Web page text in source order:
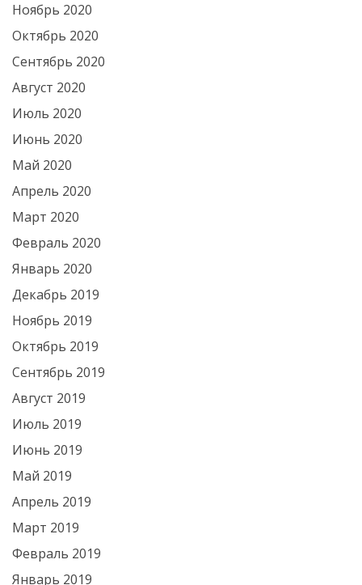
Ноябрь 2020
Октябрь 2020
Сентябрь 2020
Август 2020
Июль 2020
Июнь 2020
Май 2020
Апрель 2020
Март 2020
Февраль 2020
Январь 2020
Декабрь 2019
Ноябрь 2019
Октябрь 2019
Сентябрь 2019
Август 2019
Июль 2019
Июнь 2019
Май 2019
Апрель 2019
Март 2019
Февраль 2019
Январь 2019